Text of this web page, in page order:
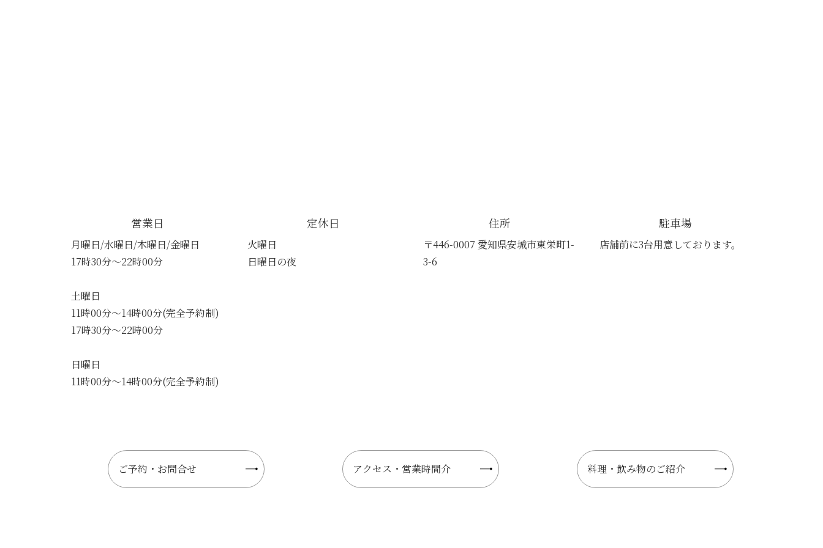
営業日
月曜日/水曜日/木曜日/金曜日
17時30分～22時00分
土曜日
11時00分～14時00分(完全予約制)
17時30分～22時00分
日曜日
11時00分～14時00分(完全予約制)
定休日
火曜日
日曜日の夜
住所
〒446-0007 愛知県安城市東栄町1-
3-6
駐車場
店舗前に3台用意しております。
ご予約・お問合せ アクセス・営業時間介 料理・飲み物のご紹介